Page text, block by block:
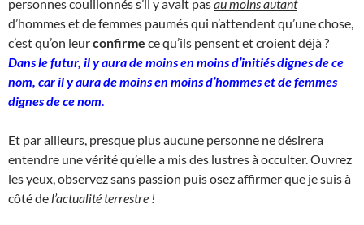
personnes couillonnés s’il y avait pasau moins autant
d’hommes et de femmes paumés qui n’attendent qu’une chose,
c’est qu’on leurconfirme ce qu’ils pensent et croient déjà ?
Dans le futur, il y aura de moins en moins d’initiés dignes de ce
nom, car il y aura de moins en moins d’hommes et de femmes
dignes de ce nom
Et par ailleurs, presque plus aucune personne ne désirera
entendre une vérité qu’elle a mis des lustres à occulter. Ouvrez
les yeux, observez sans passion puis osez affirmer que je suis à
côté de l’actualité terrestre !